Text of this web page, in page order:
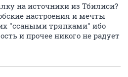
на источники из Тбилиси?
настроения и мечты
"ссаными тряпками" ибо
и прочее никого не радует